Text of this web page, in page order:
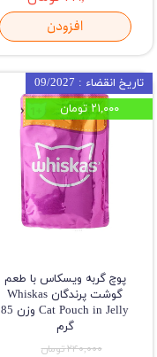
افزودن
پوچ گربه ویسکاس با طعم
گوشت پرندگان Whiskas
Cat Pouch in Jelly وزن 85
گرم
۲۴۰,۰۰۰ تومان
تاریخ انقضاء : 09/2027
۲۱,۰۰۰ تومان